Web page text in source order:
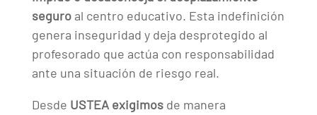
seguroal centro educativo. Esta indefinición
genera inseguridad y deja desprotegido al
profesorado que actúa con responsabilidad
ante una situación de riesgo real.
Desde USTEA exigimosde manera